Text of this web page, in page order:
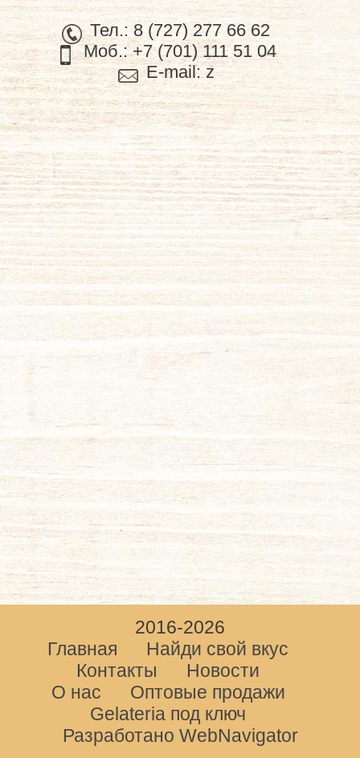
Тел.: 8 (727) 277 66 62
Моб.:+7 (701) 111 51 04
E-mail:z
2016-2026
Главная
Найди свой вкус
Контакты
Новости
О нас
Оптовые продажи
Gelateria под ключ
Разработано WebNavigator